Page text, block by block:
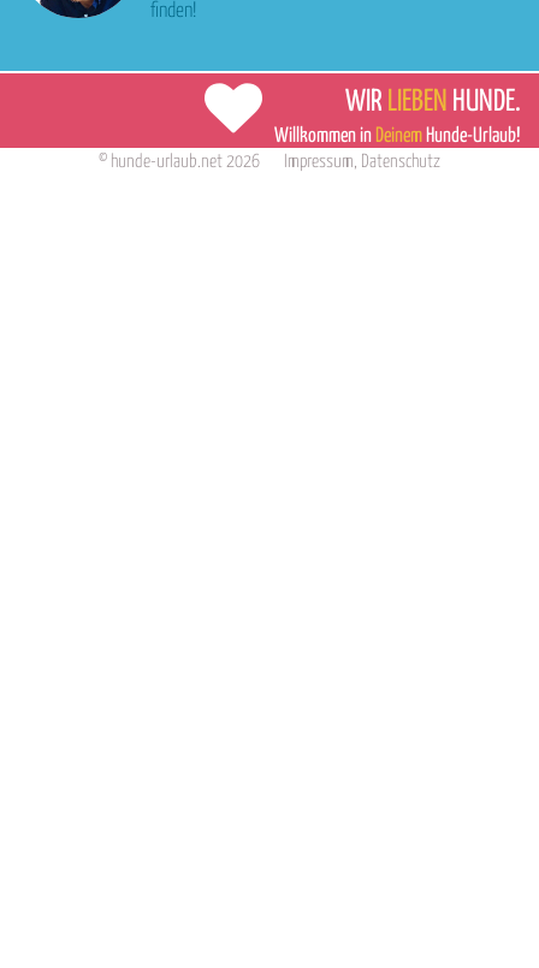
finden!
WIR LIEBEN HUNDE.
Willkommen in Deinem Hunde-Urlaub!
© hunde-urlaub.net 2026 Impressum, Datenschutz